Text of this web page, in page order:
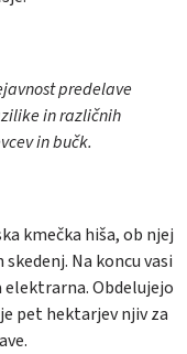
predelave
in različnih
in bučk.
kmečka hiša, ob njej
Na koncu vasi
elektrarna. Obdelujejo
pet hektarjev njiv za